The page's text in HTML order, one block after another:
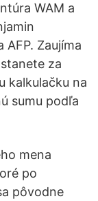
WAM a
Zaujíma
za
kalkulačku na
sumu podľa
mena
po
pôvodne